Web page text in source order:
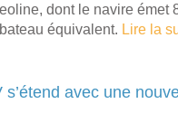
dont le navire émet
équivalent. Lire la
avec une